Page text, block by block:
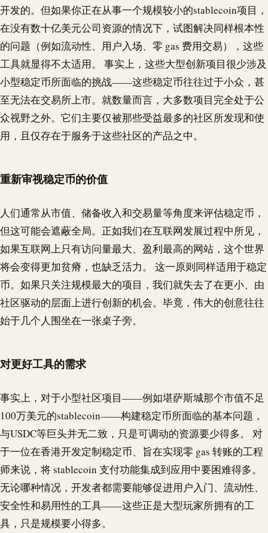
开发的。但如果你正在从事一个规模较小的stablecoin项目，
在没有数十亿美元公司资源的情况下，试图解决同样根本性
的问题（例如流动性、用户入场、零 gas 费用交易），这些
工具就显得不太适用。 事实上，这些大型创新项目很少涉及
小型稳定币所面临的挑战——这些稳定币往往过于小众，甚
至无法在交易所上市。就数量而言，大多数项目完全处于公
众视野之外。它们主要仅被那些受益最多的社区所发现和使
用，且仅存在于服务于这些社区的产品之中。
重新审视稳定币的价值
人们通常从市值、储备收入和交易量等角度来评估稳定币，
但这可能会遮蔽全局。正如我们在互联网发展过程中所见，
如果互联网上只有访问量最大、盈利最高的网站，这个世界
将会变得更加贫瘠，也缺乏活力。 这一原则同样适用于稳定
币。如果只关注规模最大的项目，我们就失去了在更小、由
社区驱动的层面上进行创新的机会。毕竟，伟大的创意往往
始于几个人围坐在一张桌子旁。
对更好工具的需求
事实上，对于小型社区项目——例如堪萨斯城那个市值不足
100万美元的stablecoin——构建稳定币所面临的基本问题，
与USDC等巨头并无二致，只是可调动的资源要少得多。 对
于一位在香港开发定制稳定币、旨在实现零 gas 转账的工程
师来说，将stablecoin 支付功能集成到应用中要困难得多。
无论哪种情况，开发者都需要能够促进用户入门、流动性、
安全性和易用性的工具——这些正是大型玩家所拥有的工
具，只是规模要小得多。